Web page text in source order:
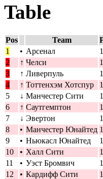
Table
Pos Team
1
• Арсенал
2
↑ Челси
3
↑ Ливерпуль
4
↑ Тоттенхэм Хотспур
5
↓ Манчестер Сити
6
↑ Саутгемптон
7
↓ Эвертон
8
• Манчестер Юнайтед
9
• Ньюкасл Юнайтед
10
• Халл Сити
11
• Уэст Бромвич
12
• Кардифф Сити